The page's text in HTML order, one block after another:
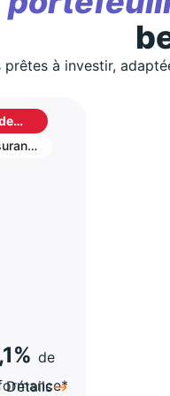
prêtes à investir,
de
Détails